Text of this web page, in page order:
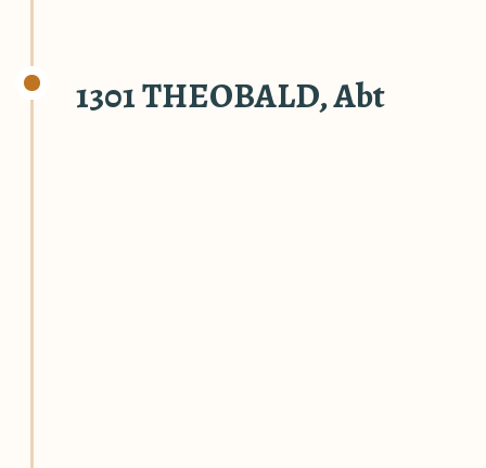
1301 THEOBALD, Abt